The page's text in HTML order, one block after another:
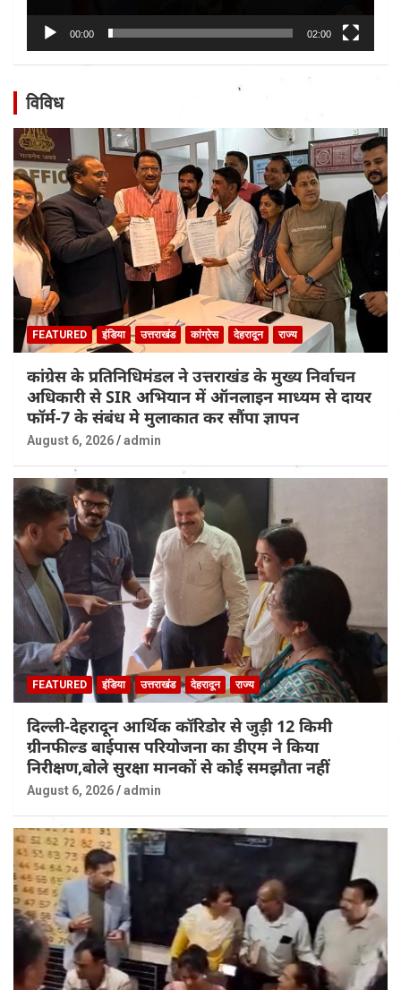
00:00 02:00
विविध
FEATURED इंडिया उत्तराखंड कांग्रेस देहरादून राज्य
कांग्रेस के प्रतिनिधिमंडल ने उत्तराखंड के मुख्य निर्वाचन
अधिकारी से SIR अभियान में ऑनलाइन माध्यम से दायर
फॉर्म-7 के संबंध मे मुलाकात कर सौंपा ज्ञापन
August 6, 2026 admin
FEATURED इंडिया उत्तराखंड देहरादून राज्य
दिल्ली-देहरादून आर्थिक कॉरिडोर से जुड़ी 12 किमी
ग्रीनफील्ड बाईपास परियोजना का डीएम ने किया
निरीक्षण,बोले सुरक्षा मानकों से कोई समझौता नहीं
August 6, 2026 admin